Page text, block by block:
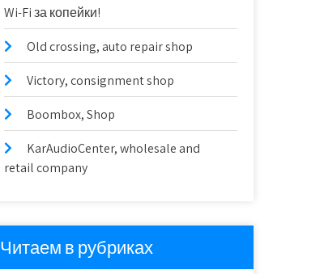
Wi-Fi за копейки!
Old crossing, auto repair shop
Victory, consignment shop
Boombox, Shop
KarAudioCenter, wholesale and
retail company
Читаем в рубриках